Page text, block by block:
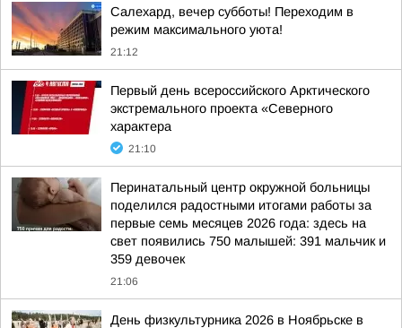
Салехард, вечер субботы! Переходим в
режим максимального уюта!
21:12
Первый день всероссийского Арктического
экстремального проекта «Северного
характера
21:10
Перинатальный центр окружной больницы
поделился радостными итогами работы за
первые семь месяцев 2026 года: здесь на
свет появились 750 малышей: 391 мальчик и
359 девочек
21:06
День физкультурника 2026 в Ноябрьске в